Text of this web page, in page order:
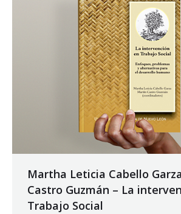
Martha Leticia Cabello
Castro Guzmán – La
Trabajo Social